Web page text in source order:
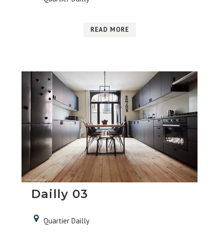
READ MORE
Dailly 03
Quartier Dailly